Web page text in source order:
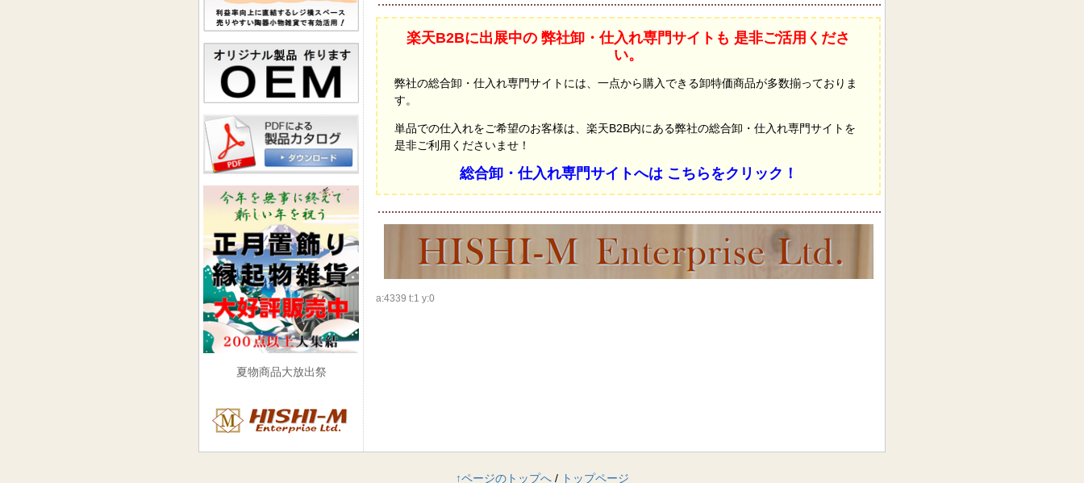
楽天B2Bに出展中の 弊社卸・仕入れ専門サイトも 是非ご活用くださ
い。
弊社の総合卸・仕入れ専門サイトには、一点から購入できる卸特価商品が多数揃っておりま
す。
単品での仕入れをご希望のお客様は、楽天B2B内にある弊社の総合卸・仕入れ専門サイトを
是非ご利用くださいませ！
総合卸・仕入れ専門サイトへは こちらをクリック！
a:4339 t:1 y:0
夏物商品大放出祭
↑ページのトップへ/ トップページ